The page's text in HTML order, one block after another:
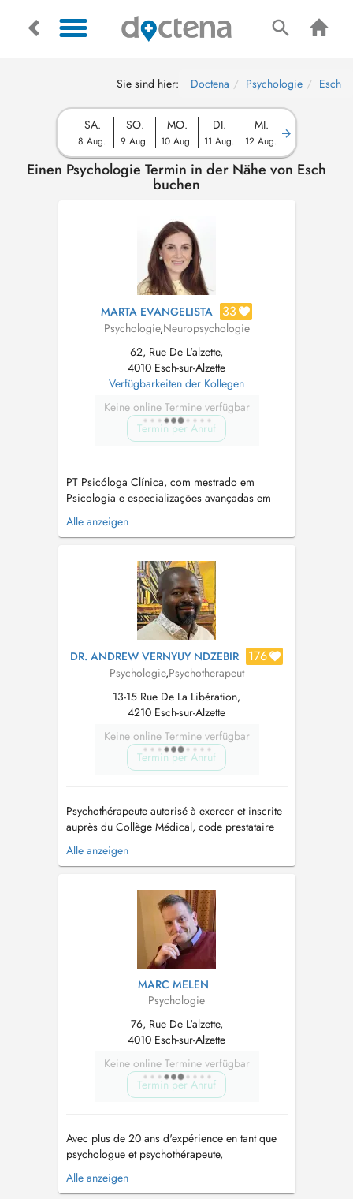
Sie sind hier: Doctena Psychologie Esch
SA.
8 Aug.
SO.
9 Aug.
MO.
10 Aug.
DI.
11 Aug.
MI.
12 Aug.
Einen Psychologie Termin in der Nähe von Esch
buchen
MARTA EVANGELISTA 33
Psychologie,Neuropsychologie
62, Rue De L'alzette,
4010 Esch-sur-Alzette
Verfügbarkeiten der Kollegen
Keine online Termine verfügbar
Termin per Anruf
PT Psicóloga Clínica, com mestrado em
Psicologia e especializações avançadas em
Neuropsicologia da Criança e do Adolescente
e na Perturbação do Espectro do Autismo.
psicológica com crianças, adolescentes e
famílias, com especial enfoque nas
Alle anzeigen
DR. ANDREW VERNYUY NDZEBIR 176
Psychologie,Psychotherapeut
13-15 Rue De La Libération,
4210 Esch-sur-Alzette
Keine online Termine verfügbar
Termin per Anruf
Psychothérapeute autorisé à exercer et inscrite
auprès du Collège Médical, code prestataire
530261-59. Formé aux approches cognitivo-
comportementales pour la conceptualisation
psychologiques et prise en charge
psychothérapeutique intégrative. Praticien ...
Alle anzeigen
MARC MELEN
Psychologie
76, Rue De L'alzette,
4010 Esch-sur-Alzette
Keine online Termine verfügbar
Termin per Anruf
Avec plus de 20 ans d'expérience en tant que
psychologue et psychothérapeute,
j'accompagne les individus, les couples et les
familles pour surmonter les difficultés de leur
Alle anzeigen